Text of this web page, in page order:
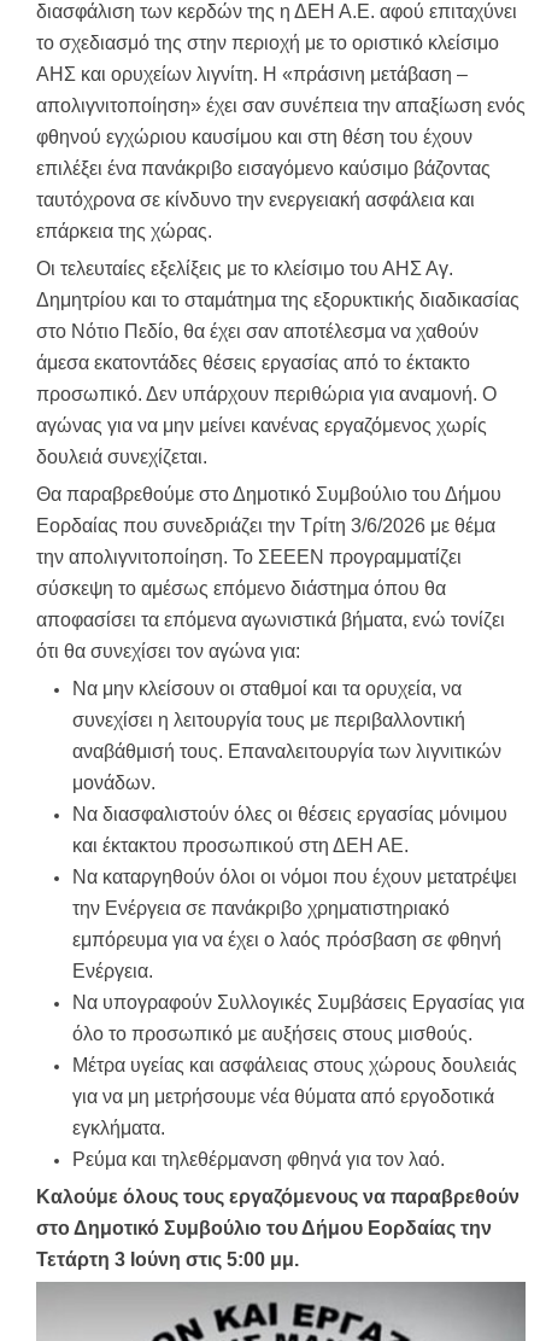
διασφάλιση των κερδών της η ΔΕΗ Α.Ε. αφού επιταχύνει
το σχεδιασμό της στην περιοχή με το οριστικό κλείσιμο
ΑΗΣ και ορυχείων λιγνίτη. Η «πράσινη μετάβαση –
απολιγνιτοποίηση» έχει σαν συνέπεια την απαξίωση ενός
φθηνού εγχώριου καυσίμου και στη θέση του έχουν
επιλέξει ένα πανάκριβο εισαγόμενο καύσιμο βάζοντας
ταυτόχρονα σε κίνδυνο την ενεργειακή ασφάλεια και
επάρκεια της χώρας.
Οι τελευταίες εξελίξεις με το κλείσιμο του ΑΗΣ Αγ.
Δημητρίου και το σταμάτημα της εξορυκτικής διαδικασίας
στο Νότιο Πεδίο, θα έχει σαν αποτέλεσμα να χαθούν
άμεσα εκατοντάδες θέσεις εργασίας από το έκτακτο
προσωπικό. Δεν υπάρχουν περιθώρια για αναμονή. Ο
αγώνας για να μην μείνει κανένας εργαζόμενος χωρίς
δουλειά συνεχίζεται.
Θα παραβρεθούμε στο Δημοτικό Συμβούλιο του Δήμου
Εορδαίας που συνεδριάζει την Τρίτη 3/6/2026 με θέμα
την απολιγνιτοποίηση. Το ΣΕΕΕΝ προγραμματίζει
σύσκεψη το αμέσως επόμενο διάστημα όπου θα
αποφασίσει τα επόμενα αγωνιστικά βήματα, ενώ τονίζει
ότι θα συνεχίσει τον αγώνα για:
Να μην κλείσουν οι σταθμοί και τα ορυχεία, να
συνεχίσει η λειτουργία τους με περιβαλλοντική
αναβάθμισή τους. Επαναλειτουργία των λιγνιτικών
μονάδων.
Να διασφαλιστούν όλες οι θέσεις εργασίας μόνιμου
και έκτακτου προσωπικού στη ΔΕΗ ΑΕ.
Να καταργηθούν όλοι οι νόμοι που έχουν μετατρέψει
την Ενέργεια σε πανάκριβο χρηματιστηριακό
εμπόρευμα για να έχει ο λαός πρόσβαση σε φθηνή
Ενέργεια.
Να υπογραφούν Συλλογικές Συμβάσεις Εργασίας για
όλο το προσωπικό με αυξήσεις στους μισθούς.
Μέτρα υγείας και ασφάλειας στους χώρους δουλειάς
για να μη μετρήσουμε νέα θύματα από εργοδοτικά
εγκλήματα.
Ρεύμα και τηλεθέρμανση φθηνά για τον λαό.
Καλούμε όλους τους εργαζόμενους να παραβρεθούν
στο Δημοτικό Συμβούλιο του Δήμου Εορδαίας την
Τετάρτη 3 Ιούνη στις 5:00 μμ.